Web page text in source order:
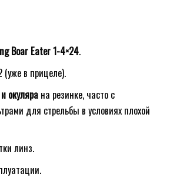
Boar Eater 1-4×24.
(уже в прицеле).
окуляра на резинке, часто с
для стрельбы в условиях плохой
линз.